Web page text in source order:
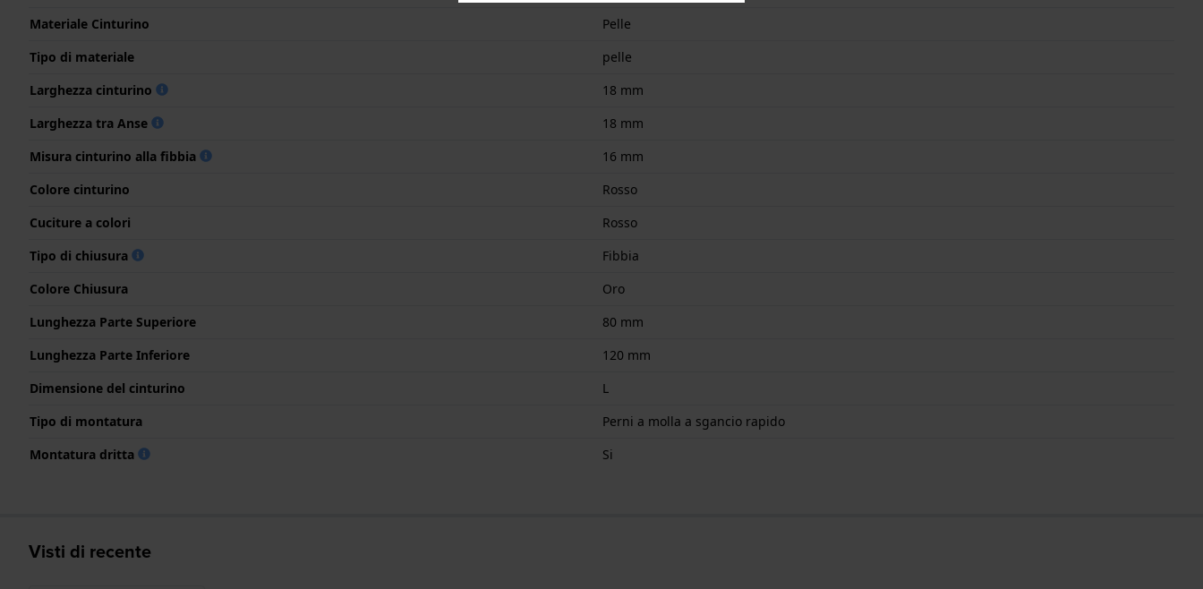
Materiale Cinturino
Pelle
Tipo di materiale
pelle
Larghezza cinturino
18 mm
Larghezza tra Anse
18 mm
Misura cinturino alla fibbia
16 mm
Colore cinturino
Rosso
Cuciture a colori
Rosso
Tipo di chiusura
Fibbia
Colore Chiusura
Oro
Lunghezza Parte Superiore
80 mm
Lunghezza Parte Inferiore
120 mm
Dimensione del cinturino
L
Tipo di montatura
Perni a molla a sgancio rapido
Montatura dritta
Si
Visti di recente